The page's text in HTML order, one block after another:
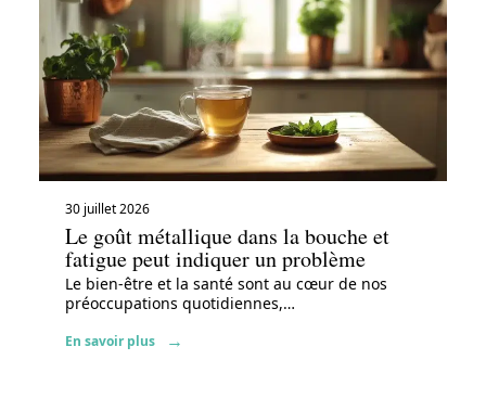
30 juillet 2026
Le goût métallique dans la bouche et
fatigue peut indiquer un problème
Le bien-être et la santé sont au cœur de nos
préoccupations quotidiennes,…
En savoir plus